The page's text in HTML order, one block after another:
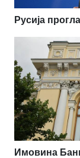
Русија
Имовина